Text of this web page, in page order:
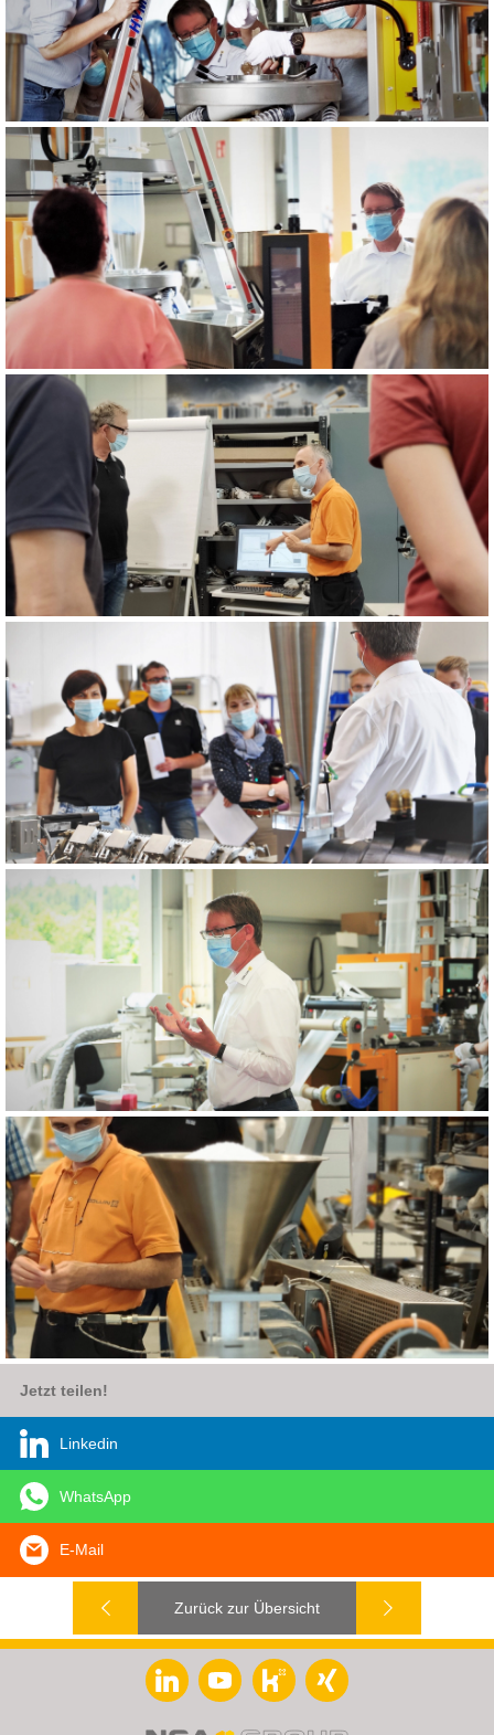
Jetzt teilen!
Linkedin
WhatsApp
E-Mail
Zurück zur Übersicht